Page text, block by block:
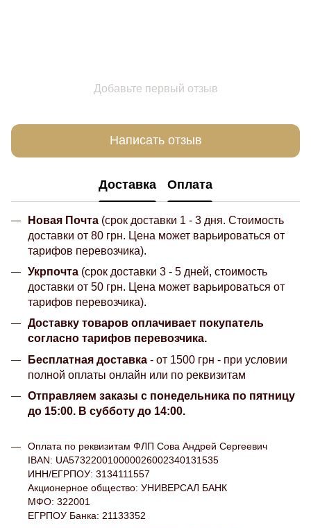
Добавьте первый отзыв
Написать отзыв
Доставка Оплата
Новая Почта (срок доставки 1 - 3 дня. Стоимость
доставки от 80 грн. Цена может варьироваться от
тарифов перевозчика).
Укрпочта (срок доставки 3 - 5 дней, стоимость
доставки от 50 грн. Цена может варьироваться от
тарифов перевозчика).
Доставку товаров оплачивает покупатель
согласно тарифов перевозчика.
Бесплатная доставка - от 1500 грн - при условии
полной оплаты онлайн или по реквизитам
Отправляем заказы с понедельника по пятницу
до 15:00. В субботу до 14:00.
Оплата по реквизитам ФЛП Сова Андрей Сергеевич
IBAN: UA573220010000026002340131535
ИНН/ЕГРПОУ: 3134111557
Акционерное общество: УНИВЕРСАЛ БАНК
МФО: 322001
ЕГРПОУ Банка: 21133352